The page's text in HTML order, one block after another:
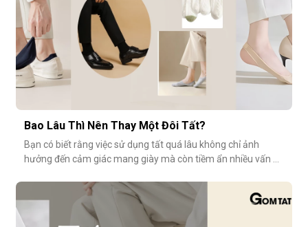
Bao Lâu Thì Nên Thay Một Đôi Tất?
Bạn có biết rằng việc sử dụng tất quá lâu không chỉ ảnh
hưởng đến cảm giác mang giày mà còn tiềm ẩn nhiều vấn đề
Cùng GOMTAT tìm hiểu nhé.Tuổi thọ trung bình của một đôi
tất là bao lâu?Trung bình, một đôi tất sử dụng thường xuyên